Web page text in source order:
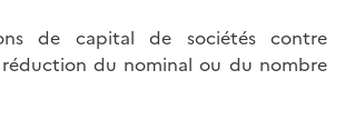
de capital de sociétés contre
du nominal ou du nombre